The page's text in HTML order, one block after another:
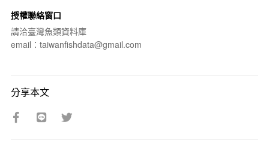
授權聯絡窗口
請洽臺灣魚類資料庫
email：taiwanfishdata@gmail.com
分享本文